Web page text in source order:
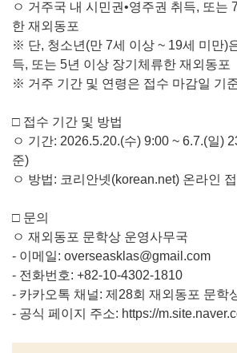
ㅇ 거주국 내 시민권•︎영주권 취득, 또는
한 재외동포
※︎ 단, 청소년(만 7세 이상 ~ 19세 미만)
득, 또는 5년 이상 장기체류한 재외동포
※︎ 거주 기간 및 연령은 접수 마감일 기
□︎ 접수 기간 및 방법
ㅇ 기간: 2026.5.20.(수) 9:00 ~ 6.7.(일)
준)
ㅇ 방법: 코리안넷(korean.net) 온라인
□︎ 문의
ㅇ 재외동포 문학상 운영사무국
- 이메일: overseasklas@gmail.com
- 전화번호: +82-10-4302-1810
- 카카오톡 채널: 제28회 재외동포 문학
- 공식 페이지 주소: https://